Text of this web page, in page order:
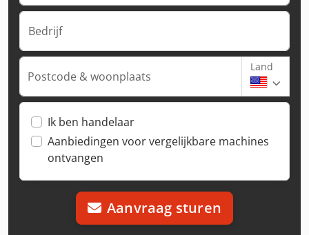
Bedrijf
Postcode & woonplaats
Land
Ik ben handelaar
Aanbiedingen voor vergelijkbare machines
ontvangen
Aanvraag sturen